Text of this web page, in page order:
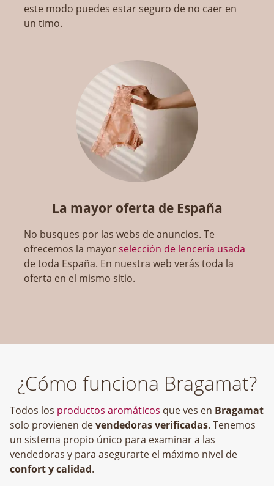
este modo puedes estar seguro de no caer en
un timo.
La mayor oferta de España
No busques por las webs de anuncios. Te
ofrecemos la mayorselección de lencería usada
de toda España. En nuestra web verás toda la
oferta en el mismo sitio.
¿Cómo funciona Bragamat?
Todos los productos aromáticos que ves en Bragamat
solo provienen devendedoras verificadas. Tenemos
un sistema propio único para examinar a las
vendedoras y para asegurarte el máximo nivel de
confort y calidad.